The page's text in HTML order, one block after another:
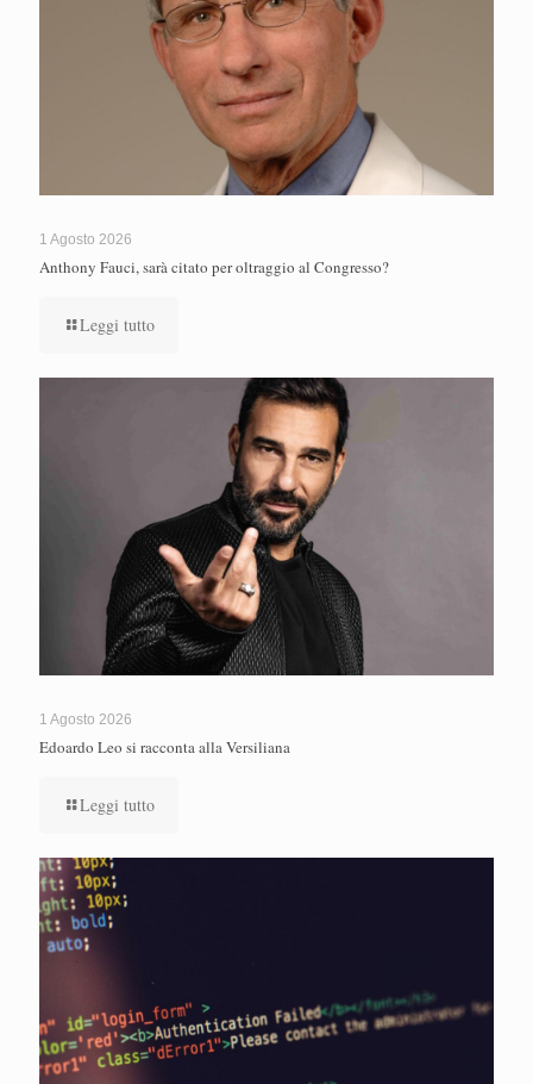
1 Agosto 2026
Anthony Fauci, sarà citato per oltraggio al Congresso?
Leggi tutto
1 Agosto 2026
Edoardo Leo si racconta alla Versiliana
Leggi tutto